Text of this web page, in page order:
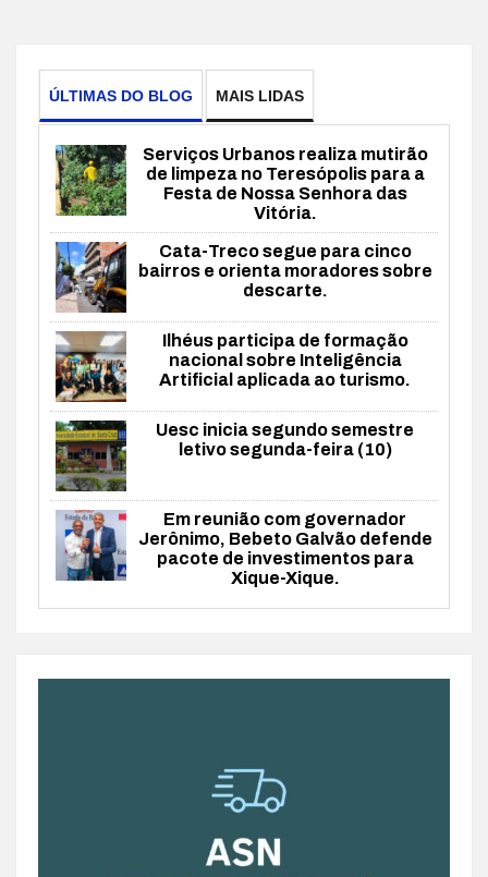
ÚLTIMAS DO BLOG MAIS LIDAS
Serviços Urbanos realiza mutirão
de limpeza no Teresópolis para a
Festa de Nossa Senhora das
Vitória.
Cata-Treco segue para cinco
bairros e orienta moradores sobre
descarte.
Ilhéus participa de formação
nacional sobre Inteligência
Artificial aplicada ao turismo.
Uesc inicia segundo semestre
letivo segunda-feira (10)
Em reunião com governador
Jerônimo, Bebeto Galvão defende
pacote de investimentos para
Xique-Xique.